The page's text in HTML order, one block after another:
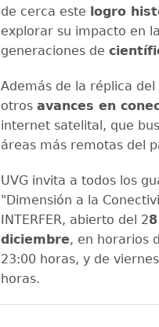
de cerca este logro
explorar su impacto en
generaciones de
Además de la réplica
otros avances en
internet satelital, que
áreas más remotas del
UVG invita a todos los
"Dimensión a la
INTERFER, abierto del 2
diciembre, en horarios
23:00 horas, y de
horas.